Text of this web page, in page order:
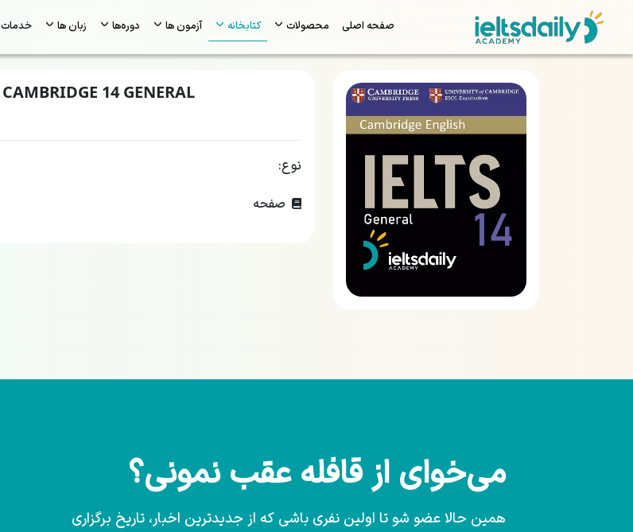
صفحه اصلی محصولات کتابخانه آزمون ها دوره‌ها زبان ها خدمات
CAMBRIDGE 14 GENERAL
نوع:
صفحه
می‌خوای از قافله عقب نمونی؟
همین حالا عضو شو تا اولین نفری باشی که از جدیدترین اخبار، تاریخ برگزاری